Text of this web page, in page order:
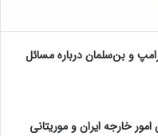
و بن‌سلمان درباره مسائل
امور خارجه ایران و موریتانی